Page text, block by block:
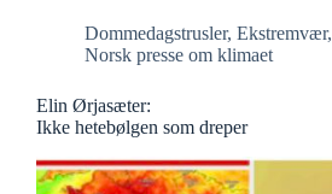
Dommedagstrusler, Ekstremvær,
Norsk presse om klimaet
Elin Ørjasæter:
Ikke hetebølgen som dreper